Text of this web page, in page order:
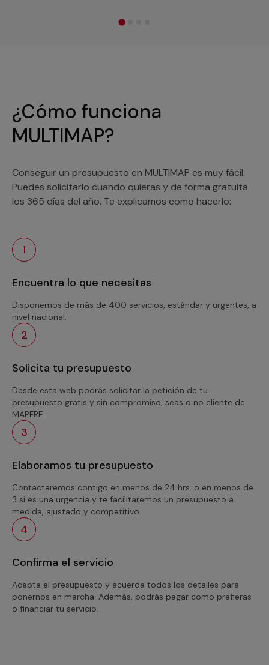
¿Cómo funciona
MULTIMAP?
Conseguir un presupuesto en MULTIMAP es muy fácil.
Puedes solicitarlo cuando quieras y de forma gratuita
los 365 días del año. Te explicamos como hacerlo:
1
Encuentra lo que necesitas
Disponemos de más de 400 servicios, estándar y urgentes, a
nivel nacional.
2
Solicita tu presupuesto
Desde esta web podrás solicitar la petición de tu
presupuesto gratis y sin compromiso, seas o no cliente de
MAPFRE.
3
Elaboramos tu presupuesto
Contactaremos contigo en menos de 24 hrs. o en menos de
3 si es una urgencia y te facilitaremos un presupuesto a
medida, ajustado y competitivo.
4
Confirma el servicio
Acepta el presupuesto y acuerda todos los detalles para
ponernos en marcha. Además, podrás pagar como prefieras
o financiar tu servicio.